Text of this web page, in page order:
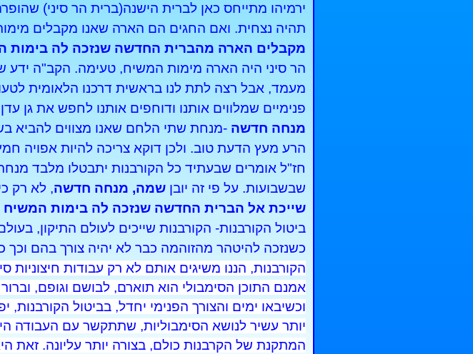
ירמיהו מתייחס כאן לברית הישנה(ברית הר סיני)
תהיה נצחית. ואם החגים הם הארה שאנו מקבלים
מקבלים הארה מהברית החדשה שנזכה לה בימות
הר סיני היה הארה מימות המשיח, טעימה. הקב"ה
מעמד, אבל רצה לתת לנו בראשית דרכנו הלאומית
פנימיים שמלווים אותנו ודוחפים אותנו לחפש את גן
מנחה חדשה -מנחת שתי הלחם שאנו מצווים להביא
הרע מעץ הדעת טוב. ולכן דוקא צריכה להיות אפויה
חז"ל אומרים שבעתיד כל הקורבנות יתבטלו מלבד
שבשבועות. על פי זה יובן שמה, מנחה חדשה, לא רק
שייכת אל הברית החדשה שנזכה לה בימות
ביטול הקורבנות- הקורבנות שייכים לעולם התיקון,
כשנזכה להיטהר מהזוהמה כבר לא יהיה צורך בהם וכך
הקורבנות, הננו משיגים אותם לא רק עבודות
אמנם התוכן הסימבולי הוא תוארם, לבושם וגופם,
וכשיבאו ימים והצורך הפנימי יחדל, בביטול
יותר עשיר לנושא הסימבוליות, שתתקשר עם העבודה
המתקנת של הקרבנות כולם, בצורה יותר עליונה.